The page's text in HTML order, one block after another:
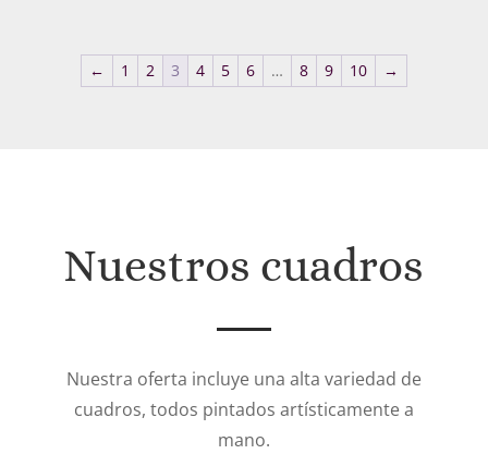
desde
176€
← 1 2 3 4 5 6 … 8 9 10 →
Nuestros cuadros
Nuestra oferta incluye una alta variedad de
cuadros, todos pintados artísticamente a
mano.